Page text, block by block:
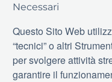
Necessari
Questo Sito Web
“tecnici” o altri
per svolgere attività
garantire il